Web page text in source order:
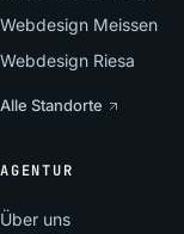
Webdesign Meissen
Webdesign Riesa
Alle Standorte
AGENTUR
Über uns